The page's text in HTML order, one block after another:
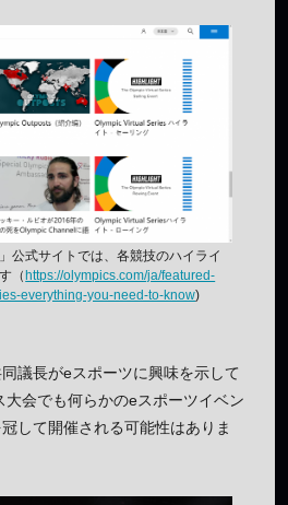
公式サイトでは、各競技のハイライ
（ https://olympics.com/ja/featured-
everything-you-need-to-know)
議長がeスポーツに興味を示して
会でも何らかのeスポーツイベン
して開催される可能性はありま